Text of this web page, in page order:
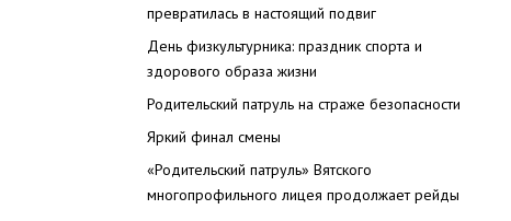
превратилась в настоящий подвиг
День физкультурника: праздник спорта и
здорового образа жизни
Родительский патруль на страже безопасности
Яркий финал смены
«Родительский патруль» Вятского
многопрофильного лицея продолжает рейды